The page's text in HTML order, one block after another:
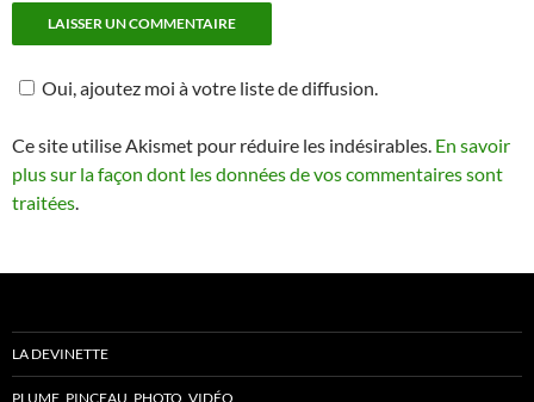
Oui, ajoutez moi à votre liste de diffusion.
Ce site utilise Akismet pour réduire les indésirables. En savoir
plus sur la façon dont les données de vos commentaires sont
traitées.
LA DEVINETTE
PLUME, PINCEAU, PHOTO, VIDÉO